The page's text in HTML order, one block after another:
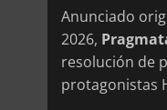
Anunciado
2026,
resolución de
protagonistas